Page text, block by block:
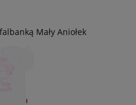
Mały Aniołek